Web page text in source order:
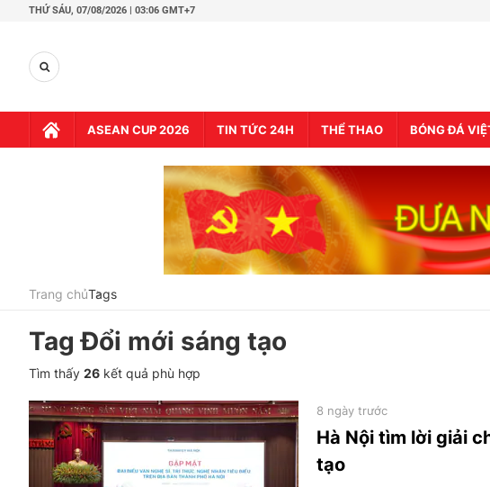
THỨ SÁU, 07/08/2026 | 03:06 GMT+7
ASEAN CUP 2026 TIN TỨC 24H THỂ THAO BÓNG ĐÁ
Trang chủTags
TagĐổi mới sáng tạo
Tìm thấy 26 kết quả phù hợp
Hà Nội tìm lời giải
tạo
8 ngày trước